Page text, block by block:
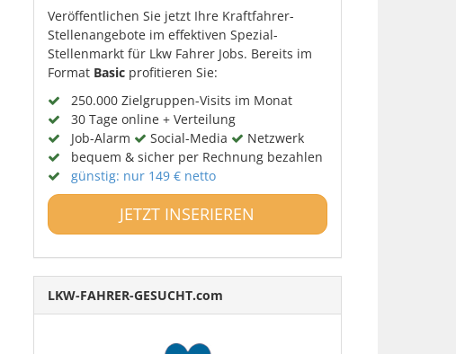
Veröffentlichen Sie jetzt Ihre Kraftfahrer-
Stellenangebote im effektiven Spezial-
Stellenmarkt für Lkw Fahrer Jobs. Bereits im
Format Basicprofitieren Sie:
250.000 Zielgruppen-Visits im Monat
30 Tage online + Verteilung
Job-Alarm
Social-Media
Netzwerk
bequem & sicher per Rechnung bezahlen
günstig: nur 149 € netto
JETZT INSERIEREN
LKW-FAHRER-GESUCHT.com